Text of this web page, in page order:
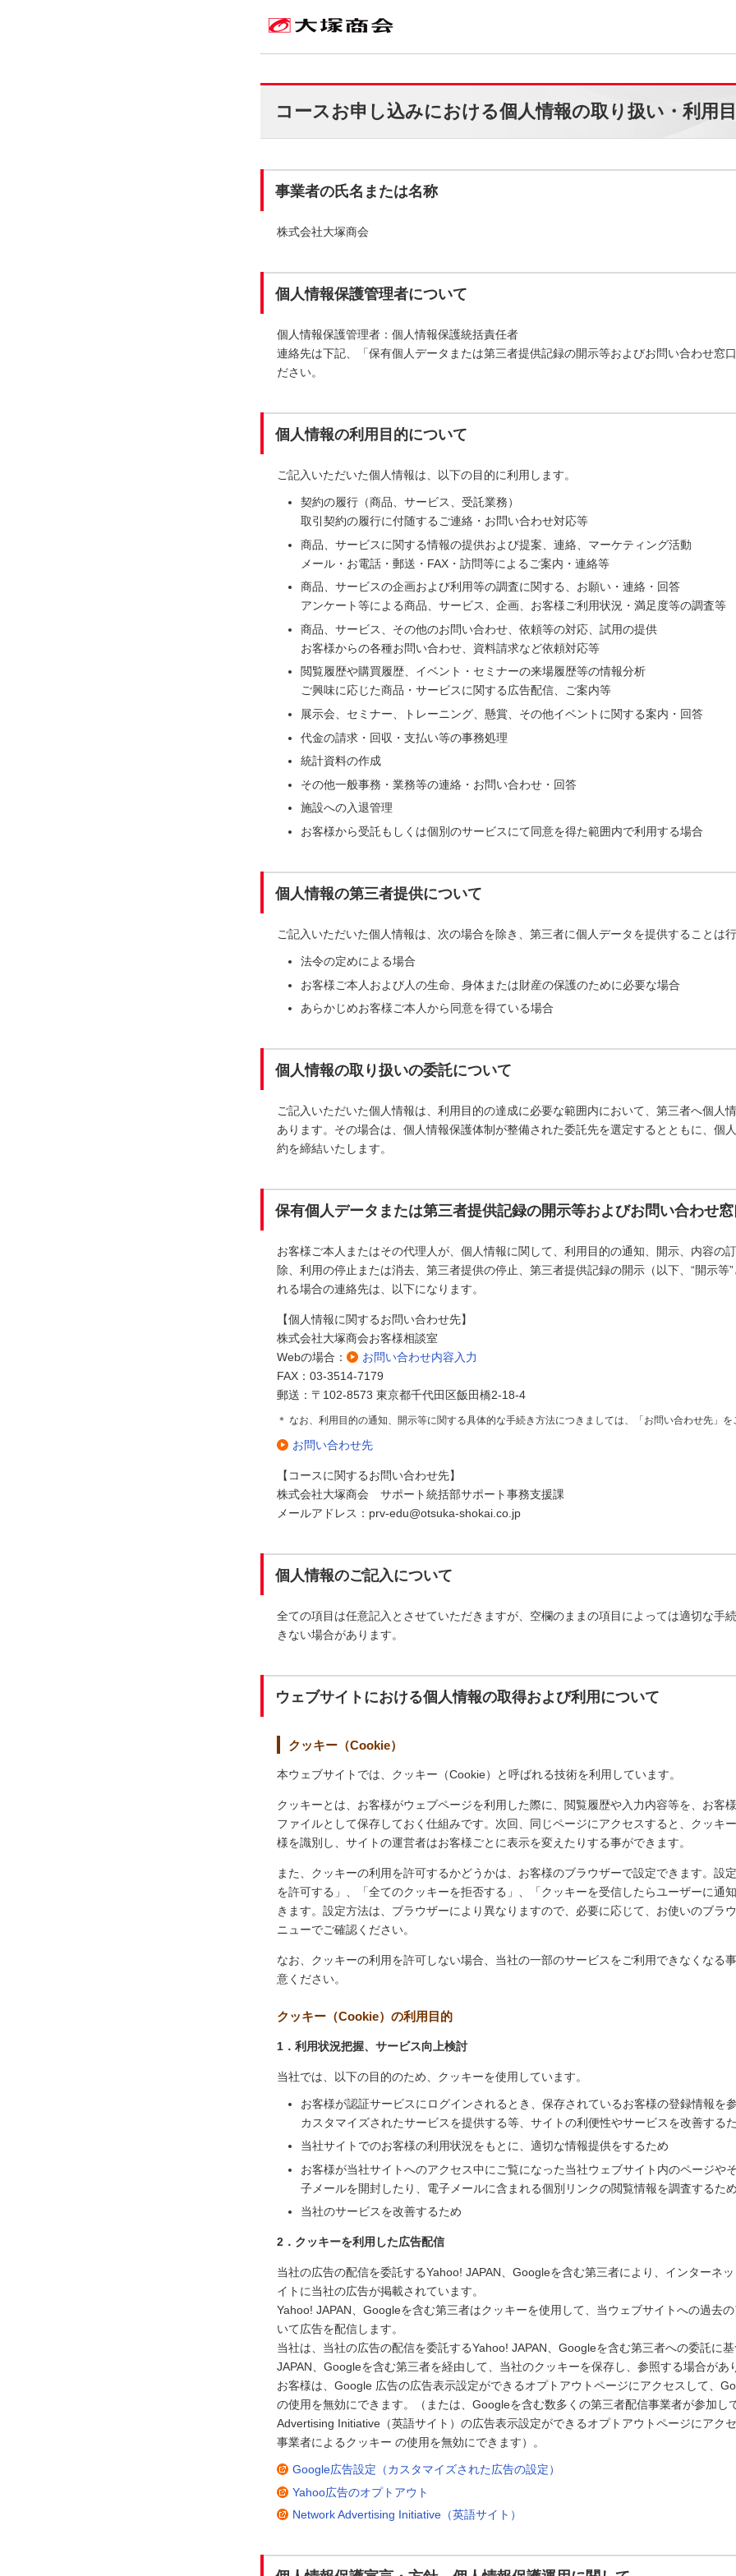
コースお申し込みにおける個人情報の取り扱い・利用
事業者の氏名または名称
株式会社大塚商会
個人情報保護管理者について
個人情報保護管理者：個人情報保護統括責任者
連絡先は下記、「保有個人データまたは第三者提供記録の開示等およびお問い合わせ窓
ださい。
個人情報の利用目的について
ご記入いただいた個人情報は、以下の目的に利用します。
契約の履行（商品、サービス、受託業務）
取引契約の履行に付随するご連絡・お問い合わせ対応等
商品、サービスに関する情報の提供および提案、連絡、マーケティング活動
メール・お電話・郵送・FAX・訪問等によるご案内・連絡等
商品、サービスの企画および利用等の調査に関する、お願い・連絡・回答
アンケート等による商品、サービス、企画、お客様ご利用状況・満足度等の調査等
商品、サービス、その他のお問い合わせ、依頼等の対応、試用の提供
お客様からの各種お問い合わせ、資料請求など依頼対応等
閲覧履歴や購買履歴、イベント・セミナーの来場履歴等の情報分析
ご興味に応じた商品・サービスに関する広告配信、ご案内等
展示会、セミナー、トレーニング、懸賞、その他イベントに関する案内・回答
代金の請求・回収・支払い等の事務処理
統計資料の作成
その他一般事務・業務等の連絡・お問い合わせ・回答
施設への入退管理
お客様から受託もしくは個別のサービスにて同意を得た範囲内で利用する場合
個人情報の第三者提供について
ご記入いただいた個人情報は、次の場合を除き、第三者に個人データを提供することは行
法令の定めによる場合
お客様ご本人および人の生命、身体または財産の保護のために必要な場合
あらかじめお客様ご本人から同意を得ている場合
個人情報の取り扱いの委託について
ご記入いただいた個人情報は、利用目的の達成に必要な範囲内において、第三者へ個人
あります。その場合は、個人情報保護体制が整備された委託先を選定するとともに、個
約を締結いたします。
保有個人データまたは第三者提供記録の開示等およびお問い合わせ
お客様ご本人またはその代理人が、個人情報に関して、利用目的の通知、開示、内容の
除、利用の停止または消去、第三者提供の停止、第三者提供記録の開示（以下、“開示等
れる場合の連絡先は、以下になります。
【個人情報に関するお問い合わせ先】
株式会社大塚商会お客様相談室
Webの場合：
お問い合わせ内容入力
FAX：03-3514-7179
郵送：〒102-8573 東京都千代田区飯田橋2-18-4
＊ なお、利用目的の通知、開示等に関する具体的な手続き方法につきましては、「お問い合わせ先」を
お問い合わせ先
【コースに関するお問い合わせ先】
株式会社大塚商会 サポート統括部サポート事務支援課
メールアドレス：prv-edu@otsuka-shokai.co.jp
個人情報のご記入について
全ての項目は任意記入とさせていただきますが、空欄のままの項目によっては適切な手
きない場合があります。
ウェブサイトにおける個人情報の取得および利用について
クッキー（Cookie）
本ウェブサイトでは、クッキー（Cookie）と呼ばれる技術を利用しています。
クッキーとは、お客様がウェブページを利用した際に、閲覧履歴や入力内容等を、お客
ファイルとして保存しておく仕組みです。次回、同じページにアクセスすると、クッキ
様を識別し、サイトの運営者はお客様ごとに表示を変えたりする事ができます。
また、クッキーの利用を許可するかどうかは、お客様のブラウザーで設定できます。設
を許可する」、「全てのクッキーを拒否する」、「クッキーを受信したらユーザーに通
きます。設定方法は、ブラウザーにより異なりますので、必要に応じて、お使いのブラ
ニューでご確認ください。
なお、クッキーの利用を許可しない場合、当社の一部のサービスをご利用できなくなる
意ください。
クッキー（Cookie）の利用目的
1．利用状況把握、サービス向上検討
当社では、以下の目的のため、クッキーを使用しています。
お客様が認証サービスにログインされるとき、保存されているお客様の登録情報を
カスタマイズされたサービスを提供する等、サイトの利便性やサービスを改善する
当社サイトでのお客様の利用状況をもとに、適切な情報提供をするため
お客様が当社サイトへのアクセス中にご覧になった当社ウェブサイト内のページや
子メールを開封したり、電子メールに含まれる個別リンクの閲覧情報を調査するため
当社のサービスを改善するため
2．クッキーを利用した広告配信
当社の広告の配信を委託するYahoo! JAPAN、Googleを含む第三者により、インターネ
イトに当社の広告が掲載されています。
Yahoo! JAPAN、Googleを含む第三者はクッキーを使用して、当ウェブサイトへの過去
いて広告を配信します。
当社は、当社の広告の配信を委託するYahoo! JAPAN、Googleを含む第三者への委託に
JAPAN、Googleを含む第三者を経由して、当社のクッキーを保存し、参照する場合があ
お客様は、Google 広告の広告表示設定ができるオプトアウトページにアクセスして、
の使用を無効にできます。（または、Googleを含む数多くの第三者配信事業者が参加し
Advertising Initiative（英語サイト）の広告表示設定ができるオプトアウトページにアク
事業者によるクッキー の使用を無効にできます）。
Google広告設定（カスタマイズされた広告の設定）
Yahoo広告のオプトアウト
Network Advertising Initiative（英語サイト）